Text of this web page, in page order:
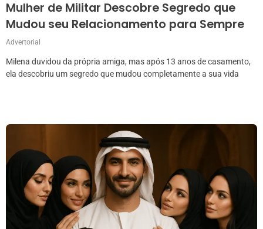
Mulher de Militar Descobre Segredo que
Mudou seu Relacionamento para Sempre
Advertorial
Milena duvidou da própria amiga, mas após 13 anos de casamento,
ela descobriu um segredo que mudou completamente a sua vida